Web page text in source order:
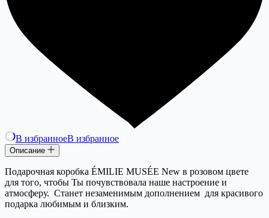
В избранноеВ избранное
Описание
Подарочная коробка ÉMILIE MUSÉE New в розовом цвете
для того, чтобы Ты почувствовала наше настроение и
атмосферу. Станет незаменимым дополнением для красивого
подарка любимым и близким.